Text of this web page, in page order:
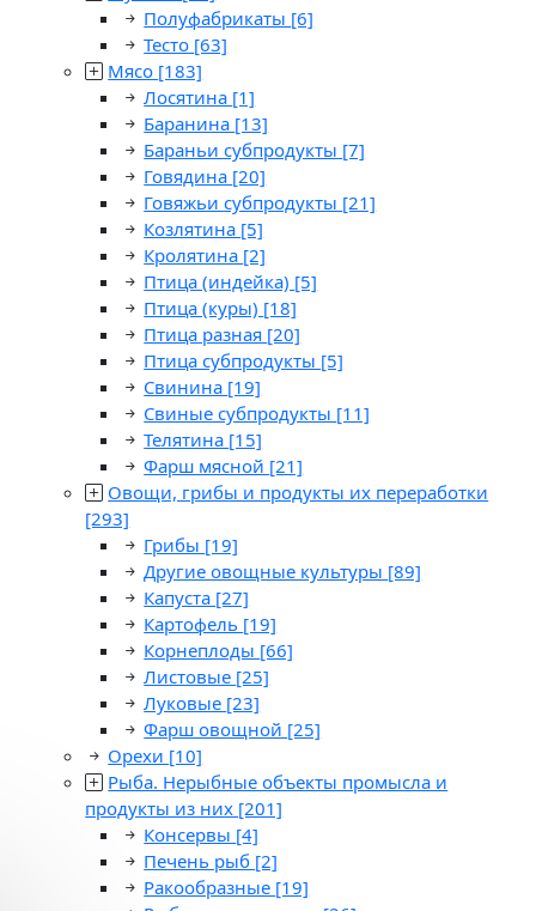
Полуфабрикаты [6]
Тесто [63]
Мясо [183]
Лосятина [1]
Баранина [13]
Бараньи субпродукты [7]
Говядина [20]
Говяжьи субпродукты [21]
Козлятина [5]
Кролятина [2]
Птица (индейка) [5]
Птица (куры) [18]
Птица разная [20]
Птица субпродукты [5]
Свинина [19]
Свиные субпродукты [11]
Телятина [15]
Фарш мясной [21]
Овощи, грибы и продукты их переработки
[293]
Грибы [19]
Другие овощные культуры [89]
Капуста [27]
Картофель [19]
Корнеплоды [66]
Листовые [25]
Луковые [23]
Фарш овощной [25]
Орехи [10]
Рыба. Нерыбные объекты промысла и
продукты из них [201]
Консервы [4]
Печень рыб [2]
Ракообразные [19]